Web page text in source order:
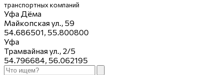
транспортных компаний
Уфа Дёма
Майкопская ул., 59
54.686501, 55.800800
Уфа
Трамвайная ул., 2/5
54.796684, 56.062195